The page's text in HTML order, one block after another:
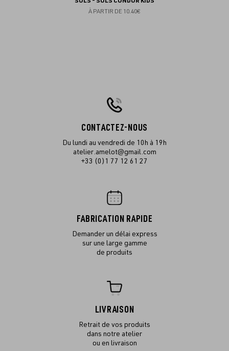
À PARTIR DE 10.40€
CONTACTEZ-NOUS
Du lundi au vendredi de 10h à 19h
atelier.amelot@gmail.com
+33 (0)1 77 12 61 27
FABRICATION RAPIDE
Demander un délai express
sur une large gamme
de produits
LIVRAISON
Retrait de vos produits
dans notre atelier
ou en livraison